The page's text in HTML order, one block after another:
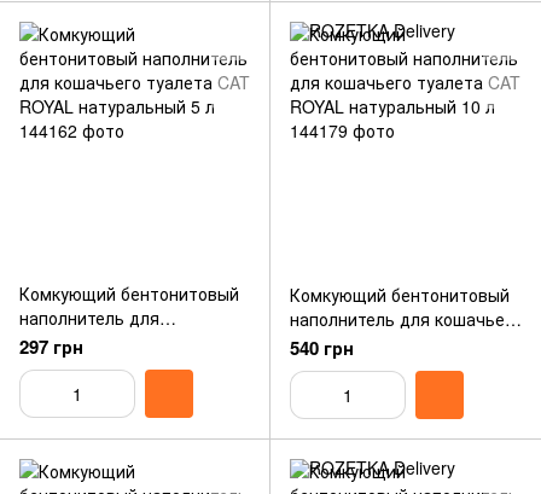
Комкующий бентонитовый
наполнитель для
кошачьего туалета CAT
ROYAL натуральный 5 л
297 грн
Комкующий бентонитовый
наполнитель для кошачьего
туалета CAT ROYAL
натуральный 10 л
540 грн